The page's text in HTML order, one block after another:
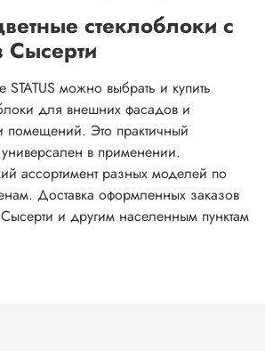
стеклоблоки с
Сысерти
STATUS можно выбрать и купить
для внешних фасадов и
помещений. Это практичный
в применении.
ассортимент разных моделей по
Доставка оформленных заказов
и другим населенным пунктам